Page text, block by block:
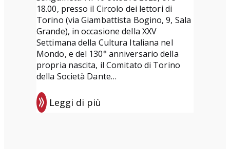
z
i
o
n
e
c
o
l
i
s
u
C
18.00, presso il Circolo dei lettori di
Torino (via Giambattista Bogino, 9, Sala
Grande), in occasione della XXV
Settimana della Cultura Italiana nel
Mondo, e del 130° anniversario della
propria nascita, il Comitato di Torino
della Società Dante…
Leggi di più
: